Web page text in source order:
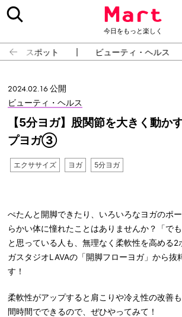
今日をもっと楽しく
スポット ビューティ・ヘルス
2024.02.16 公開
ビューティ・ヘルス
【5分ヨガ】股関節を大きく動か
プヨガ③
エクササイズ ヨガ 5分ヨガ
ぺたんと開脚できたり、いろいろなヨガのポ
らかい体に憧れたことはありませんか？「で
と思っている人も、無理なく柔軟性を高める2
ガスタジオLAVAの「開脚フローヨガ」から抜
す！
柔軟性がアップすると肩こりや冷え性の改善
間時間でできるので、ぜひやってみて！